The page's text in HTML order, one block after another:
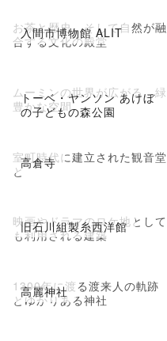
入間市博物館 ALIT
お茶と歴史、そして自然が融
合する文化の殿堂
トーベ・ヤンソン あけぼ
の子どもの森公園
ムーミンの世界が広がる、緑
豊かな空間
高倉寺
室町時代に建立された観音堂
と
旧石川組製糸西洋館
映画やドラマのロケ地として
も利用される建築
高麗神社
1300年に渡る渡来人の軌跡
とゆかりある神社